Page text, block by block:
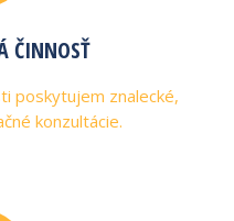
ČINNOSŤ
poskytujem znalecké,
konzultácie.